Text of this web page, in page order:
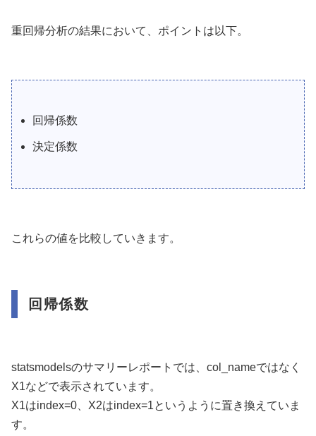
重回帰分析の結果において、ポイントは以下。
回帰係数
決定係数
これらの値を比較していきます。
回帰係数
statsmodelsのサマリーレポートでは、col_nameではなく
X1などで表示されています。
X1はindex=0、X2はindex=1というように置き換えていま
す。